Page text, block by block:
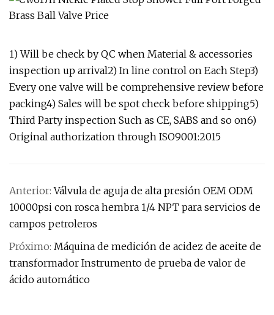
1) Will be check by QC when Material & accessories
inspection up arrival2) In line control on Each Step3)
Every one valve will be comprehensive review before
packing4) Sales will be spot check before shipping5)
Third Party inspection Such as CE, SABS and so on6)
Original authorization through ISO9001:2015
Anterior:Válvula de aguja de alta presión OEM ODM
10000psi con rosca hembra 1/4 NPT para servicios de
campos petroleros
Próximo: Máquina de medición de acidez de aceite de
transformador Instrumento de prueba de valor de
ácido automático